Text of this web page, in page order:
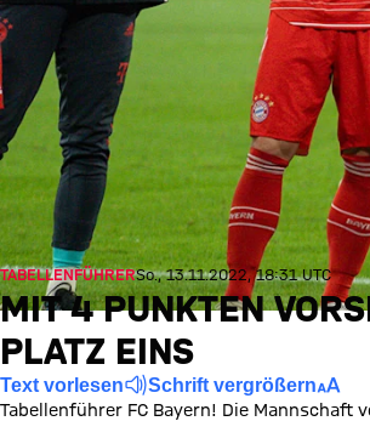
TABELLENFÜHRERSo., 13.11.2022, 18:31 UTC
MIT 4 PUNKTEN
PLATZ EINS
Text vorlesen Schrift vergrößern
Tabellenführer FC Bayern! Die Mannschaft